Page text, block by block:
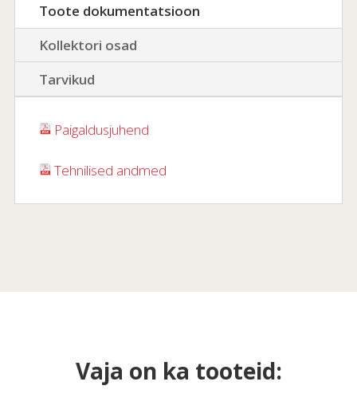
Toote dokumentatsioon
Kollektori osad
Tarvikud
Paigaldusjuhend
Tehnilised andmed
Vaja on ka tooteid: